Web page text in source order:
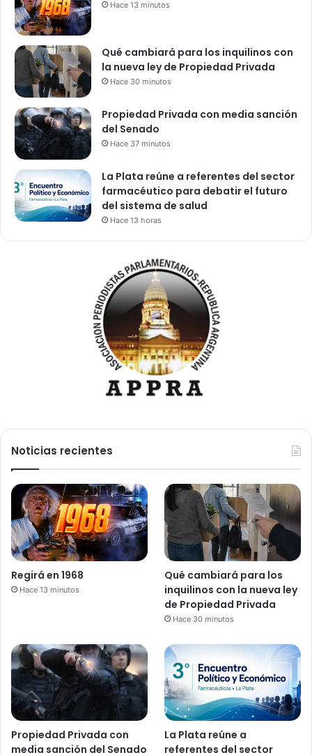
Hace 13 minutos
Qué cambiará para los inquilinos con
la nueva ley de Propiedad Privada
Hace 30 minutos
Propiedad Privada con media sanción
del Senado
Hace 37 minutos
La Plata reúne a referentes del sector
farmacéutico para debatir el futuro
del sistema de salud
Hace 13 horas
Noticias recientes
Regirá en 1968
Hace 13 minutos
Qué cambiará para los
inquilinos con la nueva ley
de Propiedad Privada
Hace 30 minutos
Propiedad Privada con
media sanción del Senado
La Plata reúne a
referentes del sector